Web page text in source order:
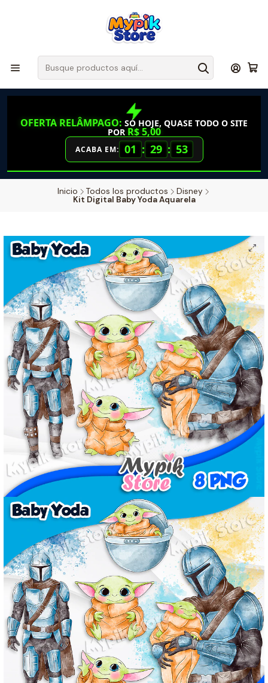
OFERTA RELÂMPAGO: SÓ HOJE, QUASE TODO O SITE
POR R$ 5,00
ACABA EM: 01 : 29 : 53
Inicio Todos los productos
Disney
Kit Digital Baby Yoda Aquarela